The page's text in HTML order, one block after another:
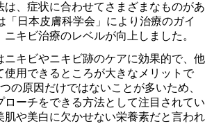
は、症状に合わせてさまざまなものがあ
「日本皮膚科学会」により治療のガイ
ニキビ治療のレベルが向上しました。
ニキビやニキビ跡のケアに効果的で、他
使用できるところが大きなメリットで
の原因だけではないことが多いため、
ローチをできる方法として注目されてい
肌や美白に欠かせない栄養素だと言われ